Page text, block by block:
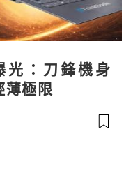
光：刀鋒機身
薄極限